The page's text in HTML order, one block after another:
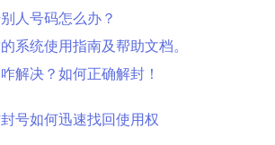
人号码怎么办？
系统使用指南及帮助文档。
解决？如何正确解封！
号如何迅速找回使用权